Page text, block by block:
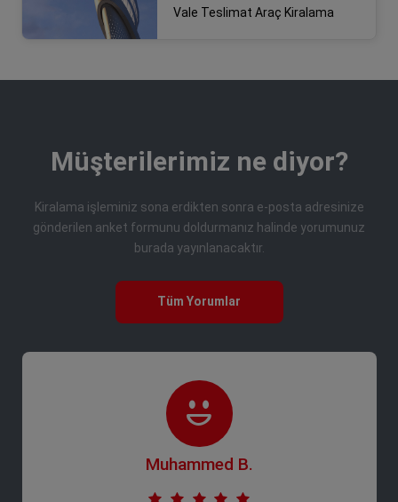
Vale Teslimat Araç Kiralama
Müşterilerimiz ne diyor?
Kiralama işleminiz sona erdikten sonra e-posta adresinize
gönderilen anket formunu doldurmanız halinde yorumunuz
burada yayınlanacaktır.
Tüm Yorumlar
Muhammed B.